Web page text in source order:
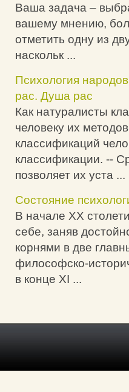
Ваша задача –
вашему мнению,
отметить одну из
наскольк ...
Психология
рас. Душа рас
Как натуралисты
человеку их
классификаций
классификации. --
позволяет их уста ...
Состояние
В начале XX
себе, заняв
корнями в две
философско-
в конце XI ...